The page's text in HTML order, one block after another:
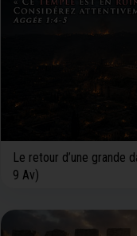
Le retour d’une grande
9 Av)